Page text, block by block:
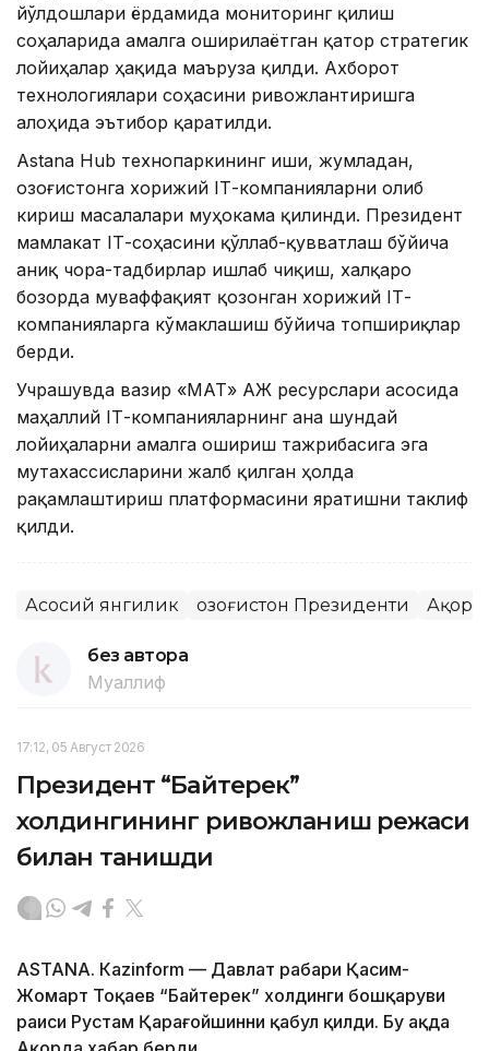
йўлдошлари ёрдамида мониторинг қилиш
соҳаларида амалга оширилаётган қатор стратегик
лойиҳалар ҳақида маъруза қилди. Ахборот
технологиялари соҳасини ривожлантиришга
алоҳида эътибор қаратилди.
Аstana Hub технопаркининг иши, жумладан,
Қозоғистонга хорижий IТ-компанияларни олиб
кириш масалалари муҳокама қилинди. Президент
мамлакат IТ-соҳасини қўллаб-қувватлаш бўйича
аниқ чора-тадбирлар ишлаб чиқиш, халқаро
бозорда муваффақият қозонган хорижий IТ-
компанияларга кўмаклашиш бўйича топшириқлар
берди.
Учрашувда вазир «МАТ» АЖ ресурслари асосида
маҳаллий IТ-компанияларнинг ана шундай
лойиҳаларни амалга ошириш тажрибасига эга
мутахассисларини жалб қилган ҳолда
рақамлаштириш платформасини яратишни таклиф
қилди.
Асосий янгилик Қозоғистон Президенти
без автора
Муаллиф
17:12, 05 Август 2026
Президент “Байтерек”
холдингининг ривожланиш режаси
билан танишди
ASTANА. Каzinform — Давлат раҳбари Қасим-
Жомарт Тоқаев “Байтерек” холдинги бошқаруви
раиси Рустам Қарағойшинни қабул қилди. Бу ҳақда